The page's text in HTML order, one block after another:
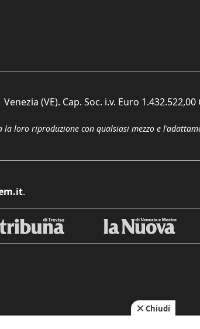
(VE). Cap. Soc. i.v. Euro 1.432.522,00
loro riproduzione con qualsiasi mezzo e
.
Chiudi